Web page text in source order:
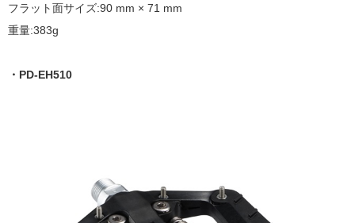
フラット面サイズ:90 mm × 71 mm
重量:383g
・PD-EH510